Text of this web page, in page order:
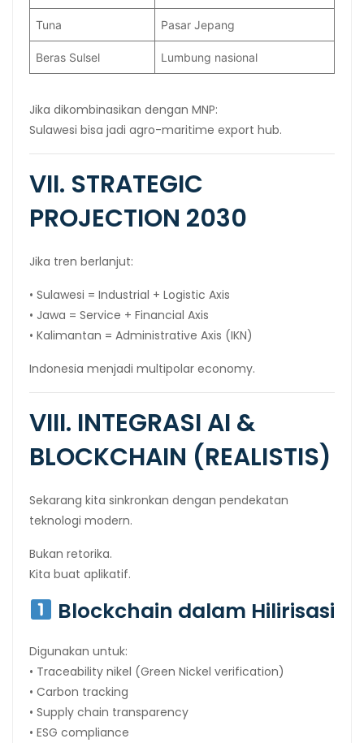
Tuna Pasar Jepang
Beras Sulsel Lumbung nasional
Jika dikombinasikan dengan MNP:
Sulawesi bisa jadi agro-maritime export hub.
VII. STRATEGIC
PROJECTION 2030
Jika tren berlanjut:
• Sulawesi = Industrial + Logistic Axis
• Jawa = Service + Financial Axis
• Kalimantan = Administrative Axis (IKN)
Indonesia menjadi multipolar economy.
VIII. INTEGRASI AI &
BLOCKCHAIN (REALISTIS)
Sekarang kita sinkronkan dengan pendekatan
teknologi modern.
Bukan retorika.
Kita buat aplikatif.
Blockchain dalam Hilirisasi
Digunakan untuk:
• Traceability nikel (Green Nickel verification)
• Carbon tracking
• Supply chain transparency
• ESG compliance